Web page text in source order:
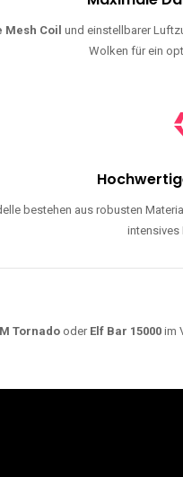
Mesh Coil und einstellbarer
Wolken für ein
bestehen aus robusten
intensives
Tornado oder Elf Bar 15000 im